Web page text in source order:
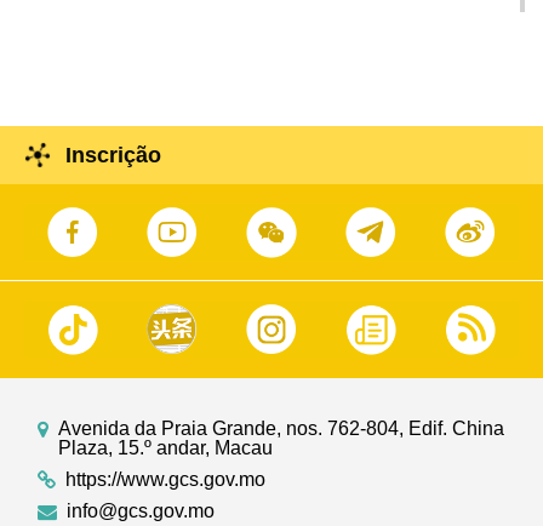
Inscrição
Avenida da Praia Grande, nos. 762-804, Edif. China
Plaza, 15.º andar, Macau
https://www.gcs.gov.mo
info@gcs.gov.mo